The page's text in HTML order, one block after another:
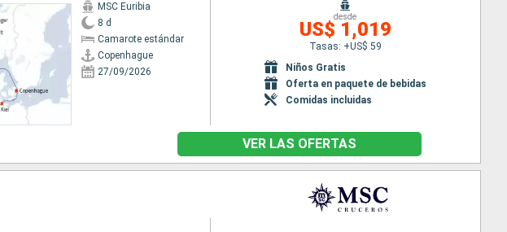
MSC Euribia
8 d
Camarote estándar
Copenhague
27/09/2026
desde
US$ 1,019
Tasas: +US$ 59
Niños Gratis
Oferta en paquete de bebidas
Comidas incluidas
VER LAS OFERTAS